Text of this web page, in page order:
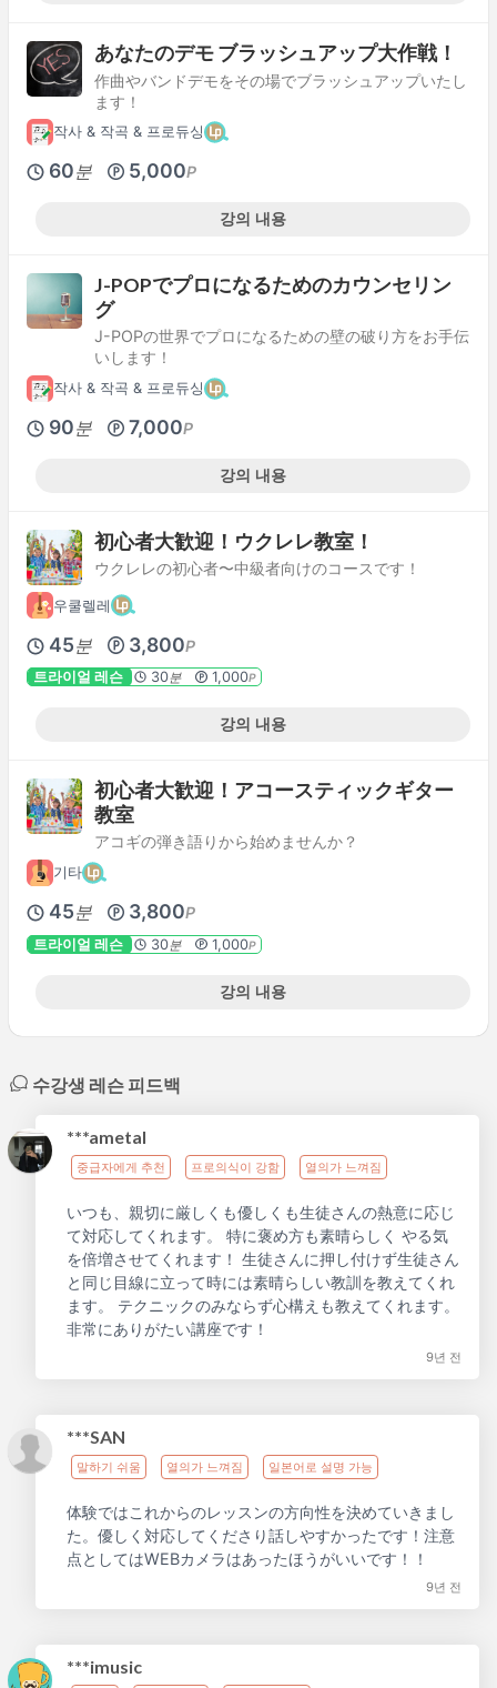
あなたのデモ ブラッシュアップ大作戦！
作曲やバンドデモをその場でブラッシュアップいたし
ます！
작사 & 작곡 & 프로듀싱
60분 5,000P
강의 내용
J-POPでプロになるためのカウンセリン
グ
J-POPの世界でプロになるための壁の破り方をお手伝
いします！
작사 & 작곡 & 프로듀싱
90분 7,000P
강의 내용
初心者大歓迎！ウクレレ教室！
ウクレレの初心者〜中級者向けのコースです！
우쿨렐레
45분 3,800P
트라이얼 레슨 30분 1,000P
강의 내용
初心者大歓迎！アコースティックギター
教室
アコギの弾き語りから始めませんか？
기타
45분 3,800P
트라이얼 레슨 30분 1,000P
강의 내용
수강생 레슨 피드백
***ametal
중급자에게 추천 프로의식이 강함 열의가 느껴짐
いつも、親切に厳しくも優しくも生徒さんの熱意に応じ
て対応してくれます。 特に褒め方も素晴らしく やる気
を倍増させてくれます！ 生徒さんに押し付けず生徒さん
と同じ目線に立って時には素晴らしい教訓を教えてくれ
ます。 テクニックのみならず心構えも教えてくれます。
非常にありがたい講座です！
9년 전
***SAN
말하기 쉬움 열의가 느껴짐 일본어로 설명 가능
体験ではこれからのレッスンの方向性を決めていきまし
た。優しく対応してくださり話しやすかったです！注意
点としてはWEBカメラはあったほうがいいです！！
9년 전
***imusic